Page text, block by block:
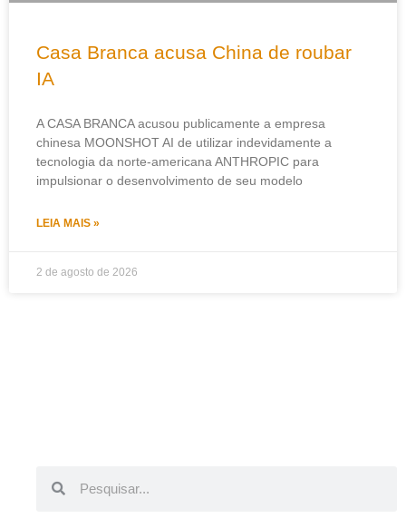
Casa Branca acusa China de roubar
IA
A CASA BRANCA acusou publicamente a empresa
chinesa MOONSHOT AI de utilizar indevidamente a
tecnologia da norte-americana ANTHROPIC para
impulsionar o desenvolvimento de seu modelo
LEIA MAIS »
2 de agosto de 2026